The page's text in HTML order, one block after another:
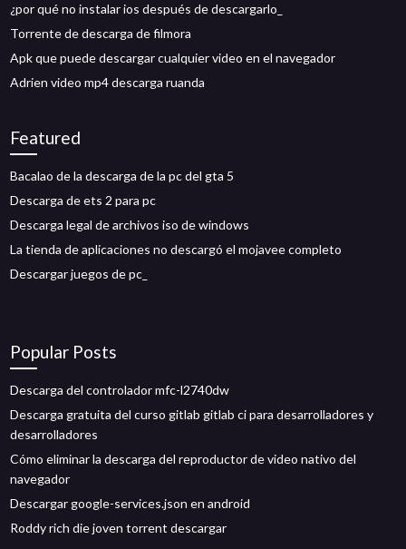
¿por qué no instalar ios después de descargarlo_
Torrente de descarga de filmora
Apk que puede descargar cualquier video en el navegador
Adrien video mp4 descarga ruanda
Featured
Bacalao de la descarga de la pc del gta 5
Descarga de ets 2 para pc
Descarga legal de archivos iso de windows
La tienda de aplicaciones no descargó el mojavee completo
Descargar juegos de pc_
Popular Posts
Descarga del controlador mfc-l2740dw
Descarga gratuita del curso gitlab gitlab ci para desarrolladores y
desarrolladores
Cómo eliminar la descarga del reproductor de video nativo del
navegador
Descargar google-services.json en android
Roddy rich die joven torrent descargar